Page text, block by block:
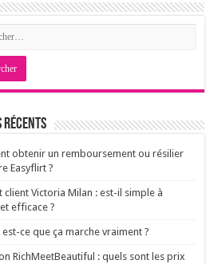
obtenir un remboursement ou résilier
Easyflirt ?
client Victoria Milan : est-il simple à
efficace ?
est-ce que ça marche vraiment ?
RichMeetBeautiful : quels sont les prix